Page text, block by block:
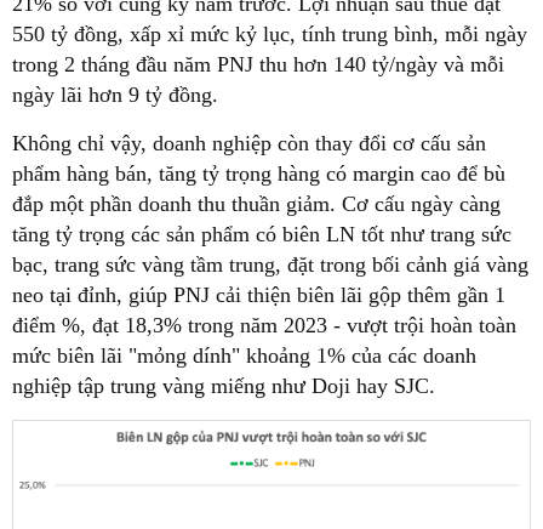
550 tỷ đồng, xấp xỉ mức kỷ lục, tính trung bình, mỗi ngày
trong 2 tháng đầu năm PNJ thu hơn 140 tỷ/ngày và mỗi
ngày lãi hơn 9 tỷ đồng.
Không chỉ vậy, doanh nghiệp còn thay đổi cơ cấu sản
phẩm hàng bán, tăng tỷ trọng hàng có margin cao để bù
đắp một phần doanh thu thuần giảm. Cơ cấu ngày càng
tăng tỷ trọng các sản phẩm có biên LN tốt như trang sức
bạc, trang sức vàng tầm trung, đặt trong bối cảnh giá vàng
neo tại đỉnh, giúp PNJ cải thiện biên lãi gộp thêm gần 1
điểm %, đạt 18,3% trong năm 2023 - vượt trội hoàn toàn
mức biên lãi "mỏng dính" khoảng 1% của các doanh
nghiệp tập trung vàng miếng như Doji hay SJC.